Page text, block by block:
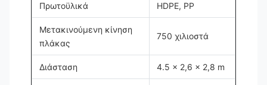
Πρωτοϋλικά HDPE, PP
Μετακινούμενη κίνηση
πλάκας
750 χιλιοστά
Διάσταση 4.5 x 2,6 x 2,8 m